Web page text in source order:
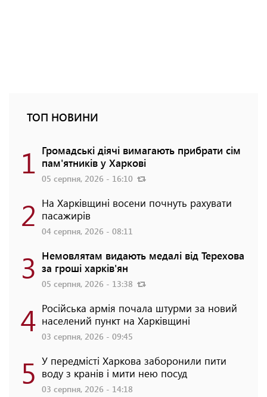
ТОП НОВИНИ
1 Громадські діячі вимагають прибрати сім
пам'ятників у Харкові
05 серпня, 2026 - 16:10
2 На Харківщині восени почнуть рахувати
пасажирів
04 серпня, 2026 - 08:11
3 Немовлятам видають медалі від Терехова
за гроші харків'ян
05 серпня, 2026 - 13:38
4 Російська армія почала штурми за новий
населений пункт на Харківщині
03 серпня, 2026 - 09:45
5 У передмісті Харкова заборонили пити
воду з кранів і мити нею посуд
03 серпня, 2026 - 14:18